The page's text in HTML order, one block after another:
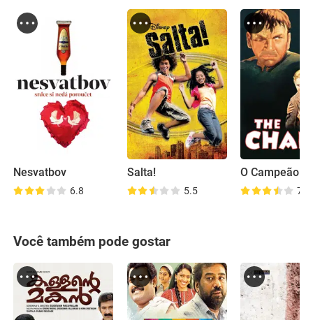
Nesvatbov
6.8
Salta!
5.5
O Campeão
7.2
Você também pode gostar